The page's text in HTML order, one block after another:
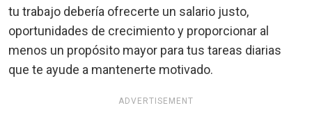
tu trabajo debería ofrecerte un salario justo,
oportunidades de crecimiento y proporcionar al
menos un propósito mayor para tus tareas diarias
que te ayude a mantenerte motivado.
ADVERTISEMENT